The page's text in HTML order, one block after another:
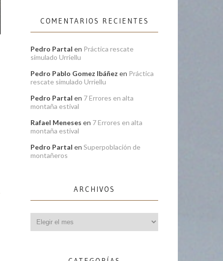
COMENTARIOS RECIENTES
Pedro Partal en Práctica rescate
simulado Urriellu
Pedro Pablo Gomez Ibáñez en Práctica
rescate simulado Urriellu
Pedro Partal en 7 Errores en alta
montaña estival
Rafael Meneses en 7 Errores en alta
montaña estival
Pedro Partal en Superpoblación de
montañeros
ARCHIVOS